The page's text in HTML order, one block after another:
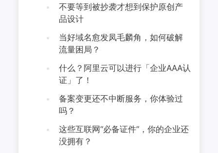
不要等到被抄袭才想到保护原创产
品设计
当好域名愈发凤毛麟角，如何破解
流量困局？
什么？阿里云可以进行「企业AAA认
证」了！
备案变更还不中断服务，你体验过
吗？
这些互联网“必备证件”，你的企业还
没拥有？